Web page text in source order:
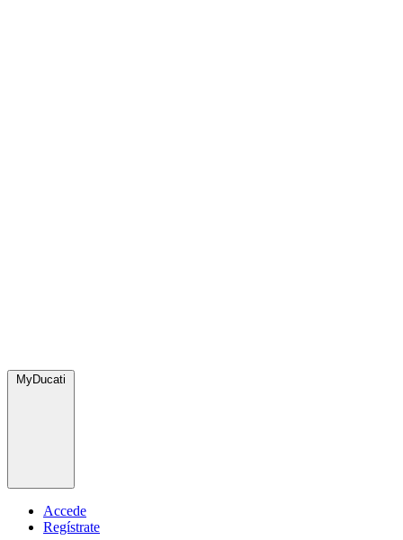
MyDucati
Accede
Regístrate